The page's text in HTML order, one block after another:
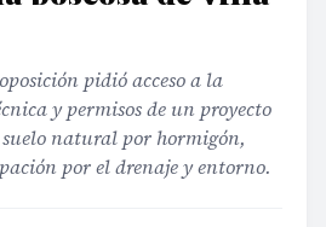
pidió acceso a la
y permisos de un proyecto
natural por hormigón,
por el drenaje y entorno.